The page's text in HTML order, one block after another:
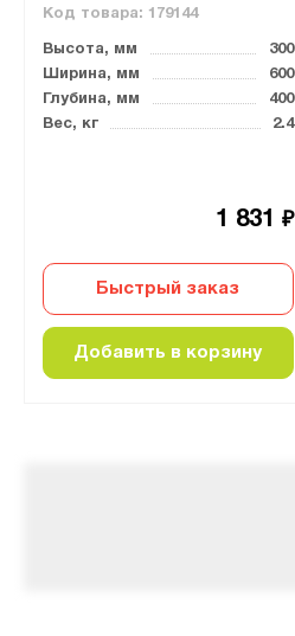
Код товара: 179144
Высота, мм
300
Ширина, мм
600
Глубина, мм
400
Вес, кг
2.4
1 831 ₽
Быстрый заказ
Добавить в корзину